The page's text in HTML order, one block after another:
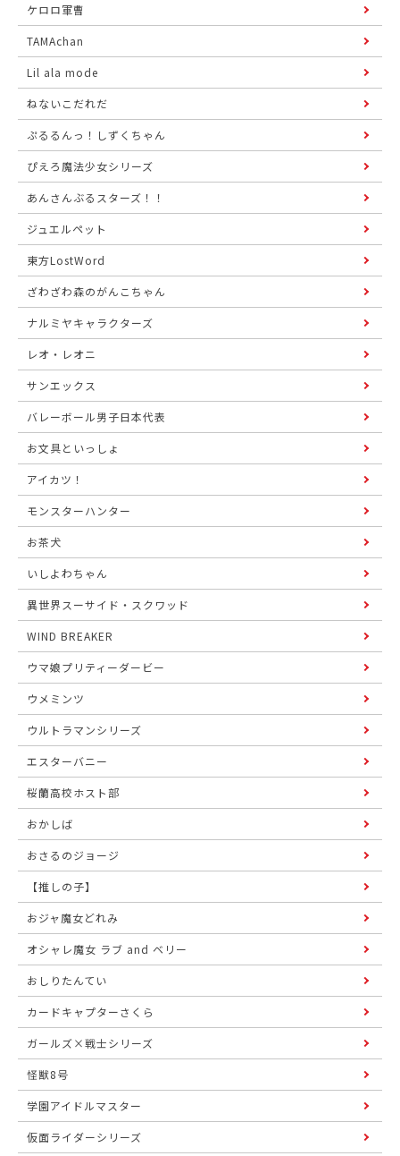
ケロロ軍曹
TAMAchan
Lil ala mode
ねないこだれだ
ぷるるんっ！しずくちゃん
ぴえろ魔法少女シリーズ
あんさんぶるスターズ！！
ジュエルペット
東方LostWord
ざわざわ森のがんこちゃん
ナルミヤキャラクターズ
レオ・レオニ
サンエックス
バレーボール男子日本代表
お文具といっしょ
アイカツ！
モンスターハンター
お茶犬
いしよわちゃん
異世界スーサイド・スクワッド
WIND BREAKER
ウマ娘プリティーダービー
ウメミンツ
ウルトラマンシリーズ
エスターバニー
桜蘭高校ホスト部
おかしば
おさるのジョージ
【推しの子】
おジャ魔女どれみ
オシャレ魔女 ラブ and ベリー
おしりたんてい
カードキャプターさくら
ガールズ×戦士シリーズ
怪獣8号
学園アイドルマスター
仮面ライダーシリーズ